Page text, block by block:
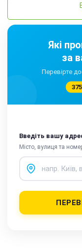
Які
за
Перевірте
Введіть вашу
Місто, вулиця та